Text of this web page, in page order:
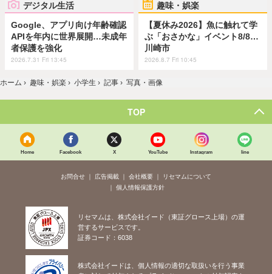
デジタル生活
Google、アプリ向け年齢確認
APIを年内に世界展開…未成年
者保護を強化
2026.7.31 Fri 13:45
趣味・娯楽
【夏休み2026】魚に触れて学
ぶ「おさかな」イベント8/8…
川崎市
2026.8.7 Fri 10:45
ホーム › 趣味・娯楽 › 小学生 › 記事 › 写真・画像
TOP
Home Facebook X YouTube Instagram line
お問合せ 広告掲載 会社概要
リセマムについて
個人情報保護方針
リセマムは、株式会社イード（東証グロース上場）の運
営するサービスです。
証券コード：6038
株式会社イードは、個人情報の適切な取扱いを行う事業